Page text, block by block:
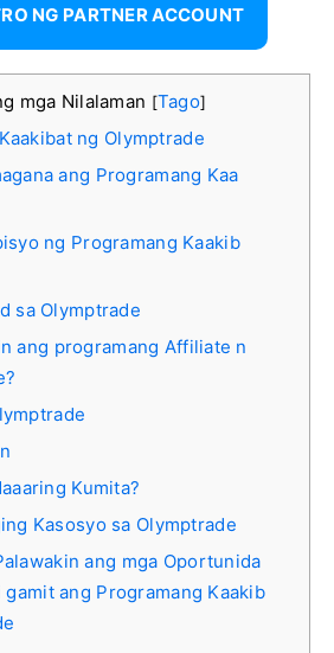
NG PARTNER ACCOUNT
mga Nilalaman [Tago]
ng Olymptrade
ang Programang Kaa
ng Programang Kaakib
sa Olymptrade
ang programang Affiliate n
Kumita?
Kasosyo sa Olymptrade
ang mga Oportunida
gamit ang Programang Kaakib